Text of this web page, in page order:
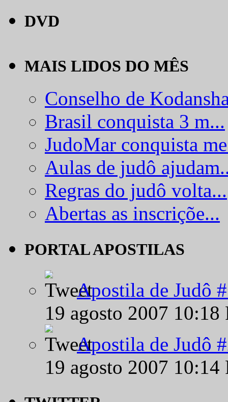
DVD
MAIS LIDOS DO MÊS
Conselho de
Brasil conquista 3 m...
JudoMar conquista
Aulas de judô
Regras do judô volta...
Abertas as inscriçõe...
PORTAL APOSTILAS
Apostila de Judô
19 agosto 2007
Apostila de Judô
19 agosto 2007